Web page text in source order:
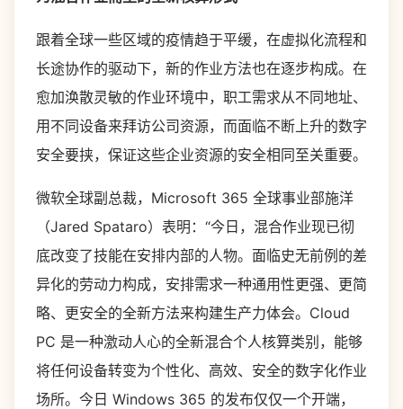
跟着全球一些区域的疫情趋于平缓，在虚拟化流程和
长途协作的驱动下，新的作业方法也在逐步构成。在
愈加涣散灵敏的作业环境中，职工需求从不同地址、
用不同设备来拜访公司资源，而面临不断上升的数字
安全要挟，保证这些企业资源的安全相同至关重要。
微软全球副总裁，Microsoft 365 全球事业部施洋
（Jared Spataro）表明：“今日，混合作业现已彻
底改变了技能在安排内部的人物。面临史无前例的差
异化的劳动力构成，安排需求一种通用性更强、更简
略、更安全的全新方法来构建生产力体会。Cloud
PC 是一种激动人心的全新混合个人核算类别，能够
将任何设备转变为个性化、高效、安全的数字化作业
场所。今日 Windows 365 的发布仅仅一个开端，